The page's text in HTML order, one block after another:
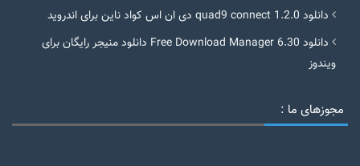
دانلود quad9 connect 1.2.0 دی ان اس کواد ناین برای اندروید
دانلود Free Download Manager 6.30 دانلود منیجر رایگان برای
ویندوز
مجوزهای ما :